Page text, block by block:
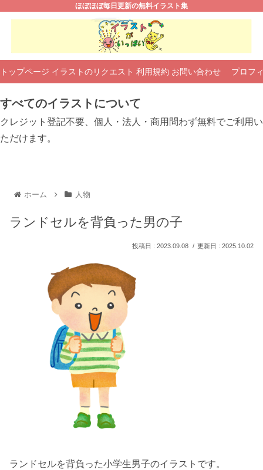
ほぼほぼ毎日更新の無料イラスト集
トップページ イラストのリクエスト 利用規約 お問い合わせ プロフ
すべてのイラストについて
クレジット登記不要、個人・法人・商用問わず無料でご利用い
ただけます。
ホーム 人物
ランドセルを背負った男の子
2023.09.08 2025.10.02
ランドセルを背負った小学生男子のイラストです。